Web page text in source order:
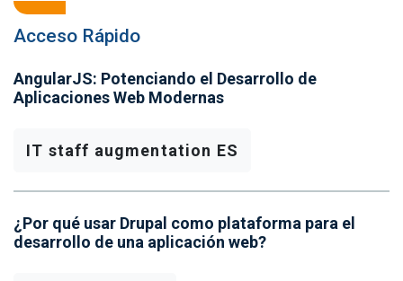
Acceso Rápido
AngularJS: Potenciando el Desarrollo de
Aplicaciones Web Modernas
IT staff augmentation ES
¿Por qué usar Drupal como plataforma para el
desarrollo de una aplicación web?